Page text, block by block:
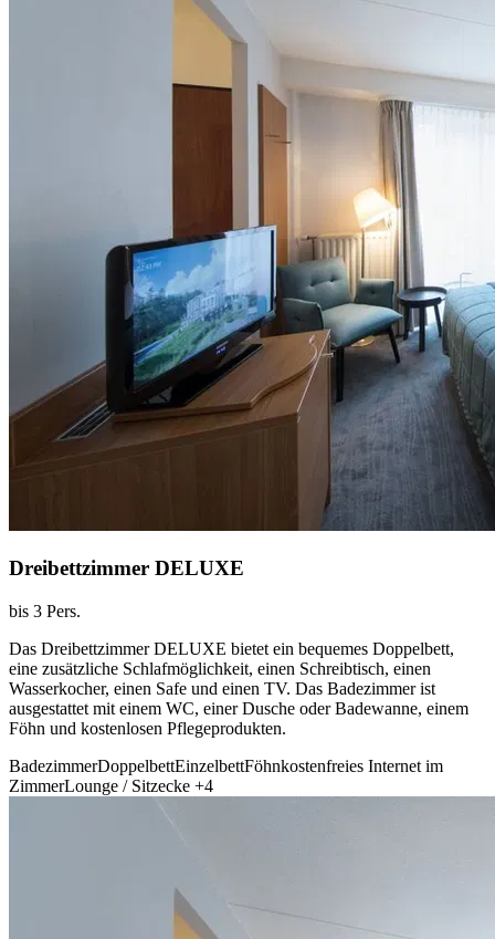
Dreibettzimmer DELUXE
bis 3 Pers.
Das Dreibettzimmer DELUXE bietet ein bequemes Doppelbett,
eine zusätzliche Schlafmöglichkeit, einen Schreibtisch, einen
Wasserkocher, einen Safe und einen TV. Das Badezimmer ist
ausgestattet mit einem WC, einer Dusche oder Badewanne, einem
Föhn und kostenlosen Pflegeprodukten.
BadezimmerDoppelbettEinzelbettFöhnkostenfreies Internet im
ZimmerLounge / Sitzecke +4